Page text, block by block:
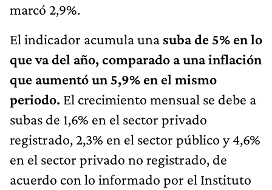
marcó 2,9%.
El indicador acumula una suba de 5% en lo
que va del año, comparado a una inflación
que aumentó un 5,9% en el mismo
periodo. El crecimiento mensual se debe a
subas de 1,6% en el sector privado
registrado, 2,3% en el sector público y 4,6%
en el sector privado no registrado, de
acuerdo con lo informado por el Instituto